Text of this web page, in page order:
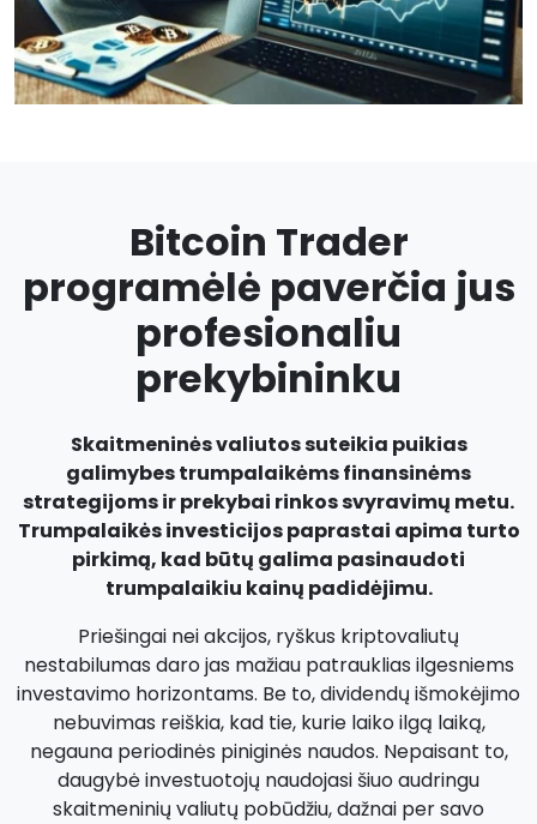
Bitcoin Trader
programėlė paverčia jus
profesionaliu
prekybininku
Skaitmeninės valiutos suteikia puikias
galimybes trumpalaikėms finansinėms
strategijoms ir prekybai rinkos svyravimų metu.
Trumpalaikės investicijos paprastai apima turto
pirkimą, kad būtų galima pasinaudoti
trumpalaikiu kainų padidėjimu.
Priešingai nei akcijos, ryškus kriptovaliutų
nestabilumas daro jas mažiau patrauklias ilgesniems
investavimo horizontams. Be to, dividendų išmokėjimo
nebuvimas reiškia, kad tie, kurie laiko ilgą laiką,
negauna periodinės piniginės naudos. Nepaisant to,
daugybė investuotojų naudojasi šiuo audringu
skaitmeninių valiutų pobūdžiu, dažnai per savo